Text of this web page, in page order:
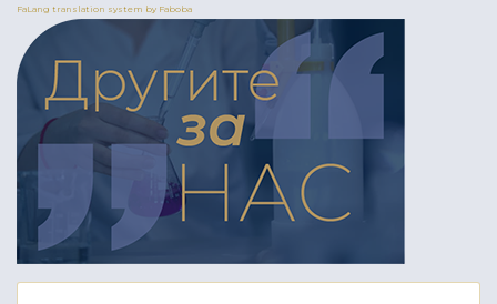
FaLang translation system by Faboba